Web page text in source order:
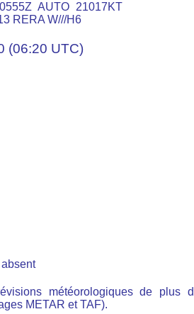
AUTO 21017KT
RERA W///H6
(06:20 UTC)
absent
météorologiques de plus
METAR et TAF).